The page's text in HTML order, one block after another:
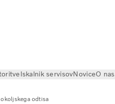
Iskalnik servisovNoviceO nas
odtisa